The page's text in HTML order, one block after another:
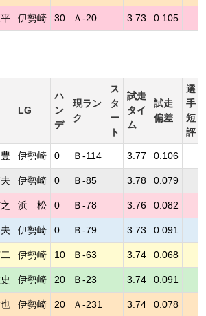
伊勢崎 30 Ａ-20 3.73 0.105
LG
ハ
ン
デ
現ラン
ク
ス
タ
ー
ト
試走
タイ
ム
試走
偏差
選
手
短
評
伊勢崎 0 Ｂ-114 3.77 0.106
伊勢崎 0 Ｂ-85 3.78 0.079
浜 松 0 Ｂ-78 3.76 0.082
伊勢崎 0 Ｂ-79 3.73 0.091
伊勢崎 10 Ｂ-63 3.74 0.068
伊勢崎 20 Ｂ-23 3.74 0.091
伊勢崎 20 Ａ-231 3.74 0.078